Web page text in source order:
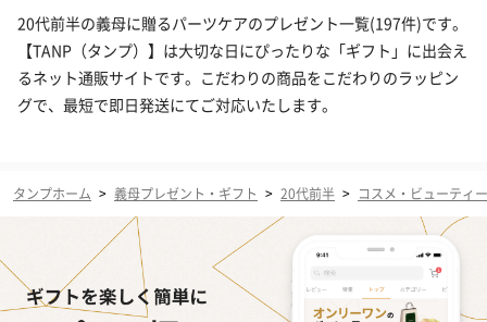
20代前半の義母に贈るパーツケアのプレゼント一覧(197件)です。
【TANP（タンプ）】は大切な日にぴったりな「ギフト」に出会え
るネット通販サイトです。こだわりの商品をこだわりのラッピン
グで、最短で即日発送にてご対応いたします。
タンプホーム > 義母プレゼント・ギフト > 20代前半 > コスメ・ビューティー